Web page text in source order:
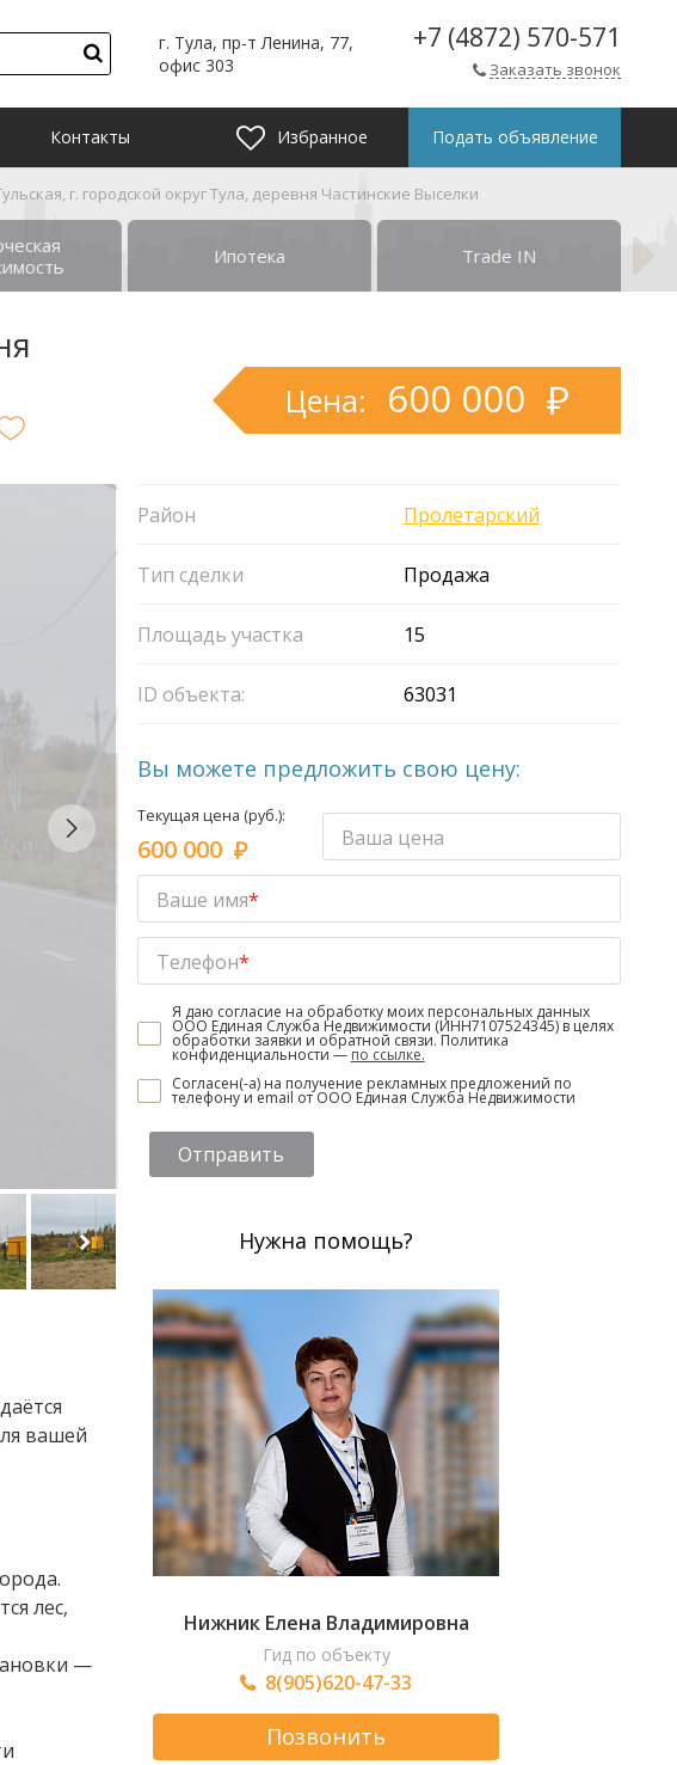
г. Тула, пр-т Ленина, 77,
офис 303
+7 (4872) 570-571
Заказать звонок
Контакты Избранное Подать объявление
г. городской округ Тула, деревня Частинские Выселки
Ипотека Trade IN
Цена: 600 000
вашей
лес,
—
Район Пролетарский
Тип сделки Продажа
Площадь участка 15
ID объекта: 63031
Вы можете предложить свою цену:
Текущая цена (руб.):
600 000 Ваша цена
Ваше имя*
Телефон*
Я даю согласие на обработку моих персональных данных
ООО Единая Служба Недвижимости (ИНН7107524345) в целях
обработки заявки и обратной связи. Политика
конфиденциальности — по ссылке.
Согласен(-а) на получение рекламных предложений по
телефону и email от ООО Единая Служба Недвижимости
Отправить
Нужна помощь?
Нижник Елена Владимировна
Гид по объекту
8(905)620-47-33
Позвонить